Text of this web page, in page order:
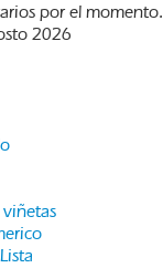
por el
2026